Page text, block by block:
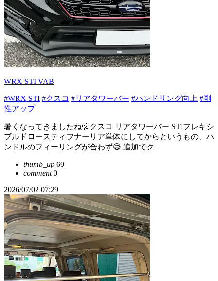
WRX STI VAB
#WRX STI #クスコ #リアタワーバー #ハンドリング向上 #剛
性アップ
暑くなってきましたね💦クスコ リアタワーバー STIフレキシ
ブルドロースティフナーリア単体にしてからというもの、ハ
ンドルのフィーリングが合わず😅 追加でク...
thumb_up 69
comment0
2026/07/02 07:29